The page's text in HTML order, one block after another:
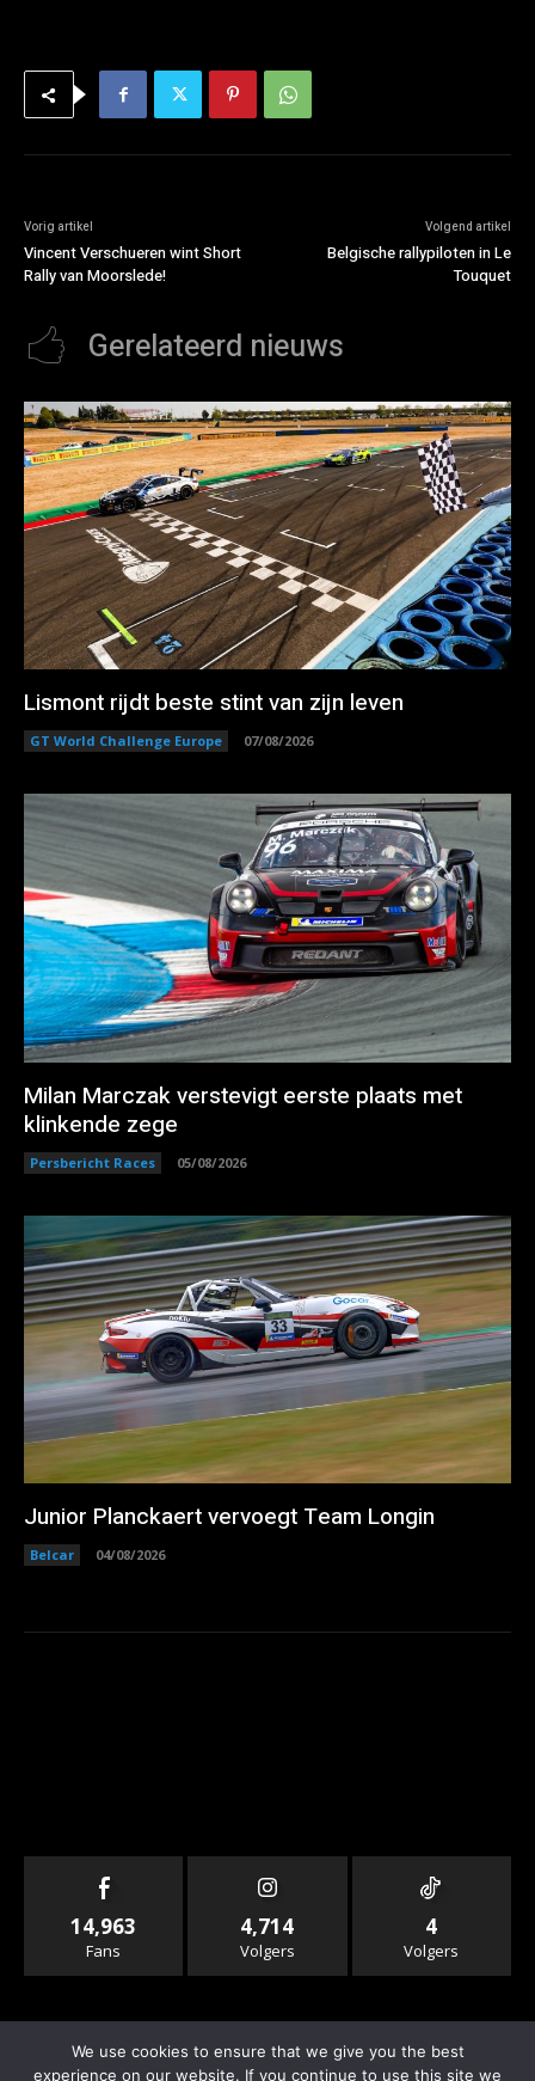
Vorig artikel
Vincent Verschueren wint Short
Rally van Moorslede!
Volgend artikel
Belgische rallypiloten in Le
Touquet
Gerelateerd nieuws
Lismont rijdt beste stint van zijn leven
GT World Challenge Europe 07/08/2026
Milan Marczak verstevigt eerste plaats met
klinkende zege
Persbericht Races 05/08/2026
Junior Planckaert vervoegt Team Longin
Belcar 04/08/2026
14,963
Fans
4,714
Volgers
4
Volgers
We use cookies to ensure that we give you the best
experience on our website. If you continue to use this site we